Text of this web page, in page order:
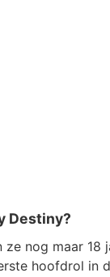
Destiny?
nog maar 18
hoofdrol in